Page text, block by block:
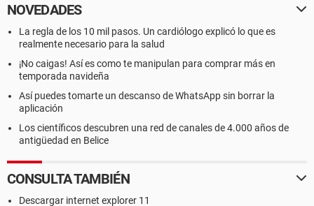
NOVEDADES
La regla de los 10 mil pasos. Un cardiólogo explicó lo que es
realmente necesario para la salud
¡No caigas! Así es como te manipulan para comprar más en
temporada navideña
Así puedes tomarte un descanso de WhatsApp sin borrar la
aplicación
Los científicos descubren una red de canales de 4.000 años de
antigüedad en Belice
CONSULTA TAMBIÉN
Descargar internet explorer 11